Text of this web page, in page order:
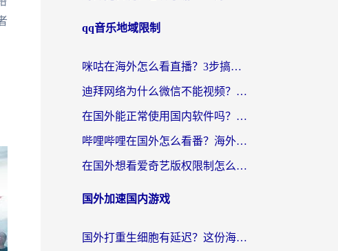
qq音乐地域限制
咪咕在海外怎么看直播？3步搞定地域限制，还能畅看腾讯视频与国内热剧
迪拜网络为什么微信不能视频？海外党必看的回国加速全攻略
在国外能正常使用国内软件吗？海外党亲测有效的无缝访问指南
哔哩哔哩在国外怎么看番？海外党追剧看片的终极解决方案
在国外想看爱奇艺版权限制怎么办？海外华人必看的追剧自由指南
国外加速国内游戏
国外打重生细胞有延迟？这份海外畅玩国服游戏加速器终极指南请收好